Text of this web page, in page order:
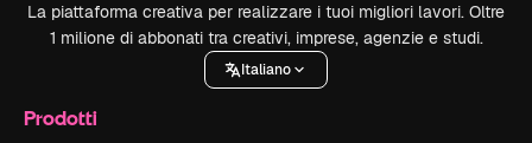
La piattaforma creativa per realizzare i tuoi migliori lavori. Oltre
1 milione di abbonati tra creativi, imprese, agenzie e studi.
Italiano
Prodotti